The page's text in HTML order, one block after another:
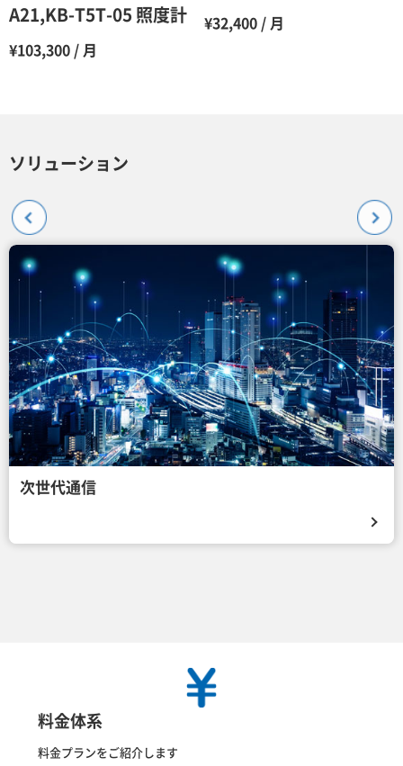
7ヶ月
8ヶ月
A21,KB-T5T-05 照度計
¥103,300 / 月
¥32,400 / 月
ソリューション
次世代通信
料金体系
料金プランをご紹介します